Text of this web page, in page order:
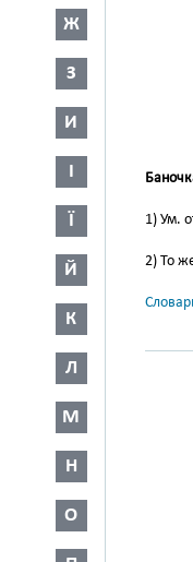
Ж
З
И
І
Ї
Й
К
Л
М
Н
О
1) Ум.
2) То